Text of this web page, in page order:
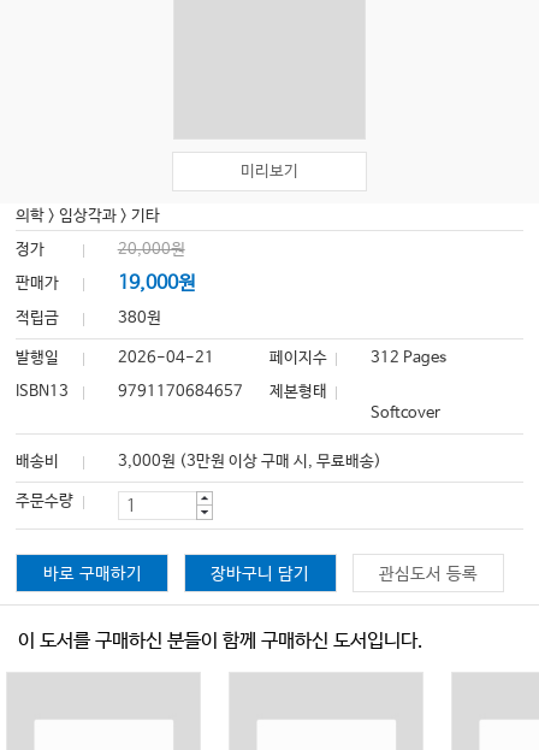
미리보기
의학 > 임상각과 >기타
정가
20,000원
판매가
19,000원
적립금 380원
발행일 2026-04-21 페이지수
312 Pages
ISBN13
9791170684657
제본형태
Softcover
배송비 3,000원 (3만원 이상 구매 시, 무료배송)
주문수량
바로 구매하기 장바구니 담기 관심도서 등록
이 도서를 구매하신 분들이 함께 구매하신 도서입니다.